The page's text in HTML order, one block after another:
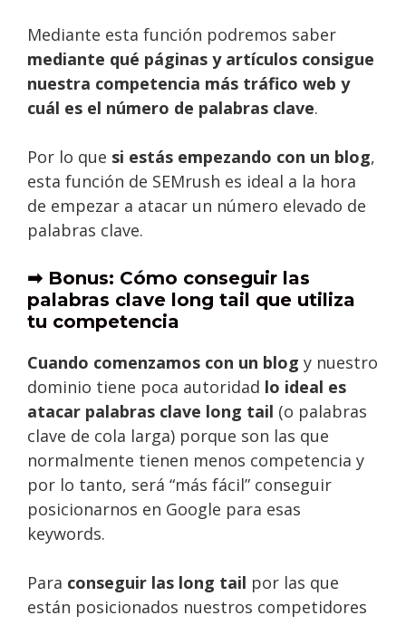
Mediante esta función podremos saber
mediante qué páginas y artículos consigue
nuestra competencia más tráfico web y
cuál es el número de palabras clave.
Por lo que si estás empezando con un blog,
esta función de SEMrush es ideal a la hora
de empezar a atacar un número elevado de
palabras clave.
➡ Bonus: Cómo conseguir las
palabras clave long tail que utiliza
tu competencia
Cuando comenzamos con un blog y nuestro
dominio tiene poca autoridad lo ideal es
atacar palabras clave long tail (o palabras
clave de cola larga) porque son las que
normalmente tienen menos competencia y
por lo tanto, será “más fácil” conseguir
posicionarnos en Google para esas
keywords.
Para conseguir las long tail por las que
están posicionados nuestros competidores